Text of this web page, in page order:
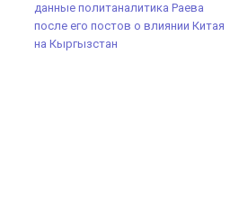
данные политаналитика Раева
после его постов о влиянии Китая
на Кыргызстан